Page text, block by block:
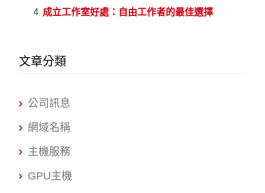
成立工作室好處：自由工作者的最佳選擇
文章分類
公司訊息
網域名稱
主機服務
GPU主機